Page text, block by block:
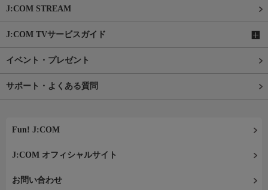
J:COM STREAM
J:COM TVサービスガイド
イベント・プレゼント
サポート・よくある質問
Fun! J:COM
J:COM オフィシャルサイト
お問い合わせ